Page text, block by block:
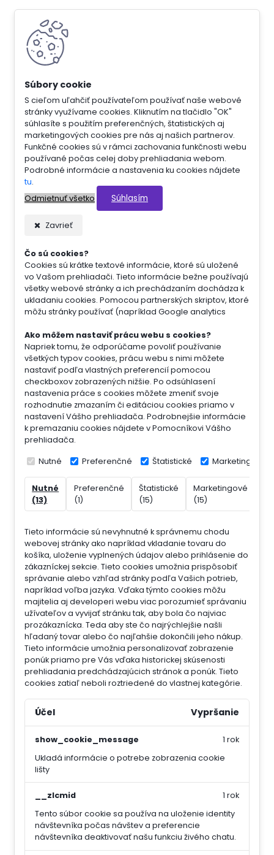
S cieľom uľahčiť používateľom používať naše webové
stránky využívame cookies. Kliknutím na tlačidlo "OK"
súhlasíte s použitím preferenčných, štatistických aj
marketingových cookies pre nás aj našich partnerov.
Funkčné cookies sú v rámci zachovania funkčnosti webu
používané počas celej doby prehliadania webom.
Podrobné informácie a nastavenia ku cookies nájdete
tu.
Odmietnuť všetko
Súhlasím
Zavrieť
Čo sú cookies?
Cookies sú krátke textové informácie, ktoré sú uložené
vo Vašom prehliadači. Tieto informácie bežne používajú
všetky webové stránky a ich prechádzaním dochádza k
ukladaniu cookies. Pomocou partnerských skriptov, ktoré
môžu stránky používať (napríklad Google analytics
Ako môžem nastaviť prácu webu s cookies?
Napriek tomu, že odporúčame povoliť používanie
všetkých typov cookies, prácu webu s nimi môžete
nastaviť podľa vlastných preferencií pomocou
checkboxov zobrazených nižšie. Po odsúhlasení
nastavenia práce s cookies môžete zmeniť svoje
rozhodnutie zmazaním či editáciou cookies priamo v
nastavení Vášho prehliadača. Podrobnejšie informácie
k premazaniu cookies nájdete v Pomocníkovi Vášho
prehliadača.
Nutné Preferenčné Štatistické Marketingové
Nutné
(13)
Preferenčné
(1)
Štatistické
(15)
Marketingové
(15)
Tieto informácie sú nevyhnutné k správnemu chodu
webovej stránky ako napríklad vkladanie tovaru do
košíka, uloženie vyplnených údajov alebo prihlásenie do
zákazníckej sekcie. Tieto cookies umožnia prispôsobiť
správanie alebo vzhľad stránky podľa Vašich potrieb,
napríklad voľba jazyka. Vďaka týmto cookies môžu
majitelia aj developeri webu viac porozumieť správaniu
užívateľov a vyvijať stránku tak, aby bola čo najviac
prozákaznícka. Teda aby ste čo najrýchlejšie našli
hľadaný tovar alebo čo najľahšie dokončili jeho nákup.
Tieto informácie umožnia personalizovať zobrazenie
ponúk priamo pre Vás vďaka historickej skúsenosti
prehliadania predchádzajúcich stránok a ponúk. Tieto
cookies zatiaľ neboli roztriedené do vlastnej kategórie.
Účel Vypršanie
show_cookie_message
Ukladá informácie o potrebe zobrazenia cookie
lišty
1 rok
__zlcmid
Tento súbor cookie sa používa na uloženie identity
návštevníka počas návštev a preferencie
návštevníka deaktivovať našu funkciu živého chatu.
1 rok